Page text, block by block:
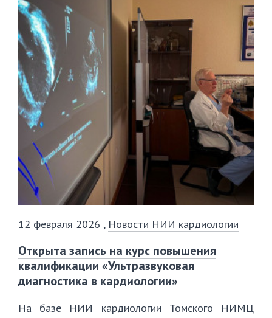
12 февраля 2026 , Новости НИИ кардиологии
️Открыта запись на курс повышения
квалификации «Ультразвуковая
диагностика в кардиологии»
На базе НИИ кардиологии Томского НИМЦ